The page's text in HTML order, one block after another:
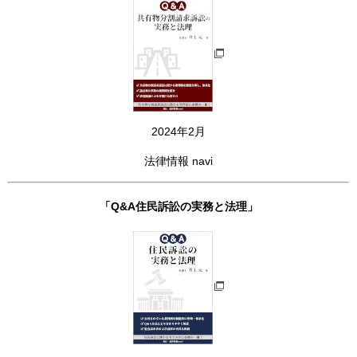
2024年2月
法律情報 navi
「Q&A住民訴訟の実務と法理」